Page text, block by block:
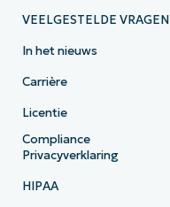
VEELGESTELDE VRAGEN
In het nieuws
Carrière
Licentie
Compliance
Privacyverklaring
HIPAA